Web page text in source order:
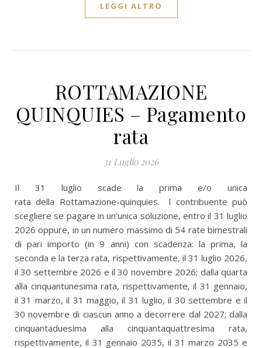
LEGGI ALTRO
ROTTAMAZIONE
QUINQUIES – Pagamento
rata
31 Luglio 2026
Il 31 luglio scade la prima e/o unica
rata della Rottamazione-quinquies. l contribuente può
scegliere se pagare in un’unica soluzione, entro il 31 luglio
2026 oppure, in un numero massimo di 54 rate bimestrali
di pari importo (in 9 anni) con scadenza: la prima, la
seconda e la terza rata, rispettivamente, il 31 luglio 2026,
il 30 settembre 2026 e il 30 novembre 2026; dalla quarta
alla cinquantunesima rata, rispettivamente, il 31 gennaio,
il 31 marzo, il 31 maggio, il 31 luglio, il 30 settembre e il
30 novembre di ciascun anno a decorrere dal 2027; dalla
cinquantaduesima alla cinquantaquattresima rata,
rispettivamente, il 31 gennaio 2035, il 31 marzo 2035 e